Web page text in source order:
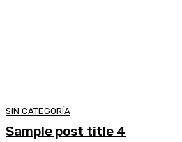
SIN CATEGORÍA
Sample post title 4